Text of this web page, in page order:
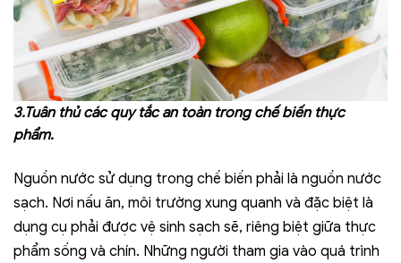
3.Tuân thủ các quy tắc an toàn trong chế biến thực
phẩm.
Nguồn nước sử dụng trong chế biến phải là nguồn nước
sạch. Nơi nấu ăn, môi trường xung quanh và đặc biệt là
dụng cụ phải được vệ sinh sạch sẽ, riêng biệt giữa thực
phẩm sống và chín. Những người tham gia vào quá trình